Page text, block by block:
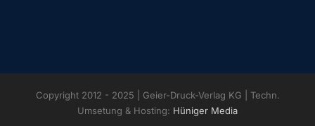
Copyright 2012 - 2025 | Geier-Druck-Verlag KG | Techn.
Umsetung & Hosting: Hüniger Media